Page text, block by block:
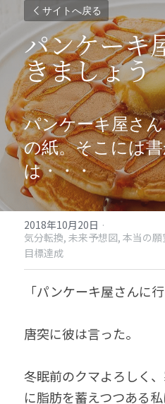
サイトへ戻る
パンケーキ
きましょう
パンケーキ屋さ
の紙。そこには
は・・・
2018年10月20日 ·
気分転換, 未来予想図, 本当の願
目標達成
「パンケーキ屋さんに
唐突に彼は言った。
冬眠前のクマよろしく
に脂肪を蓄えつつある